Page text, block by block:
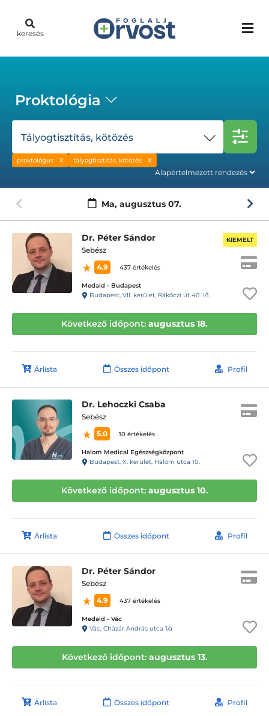
keresés
Proktológia
Tályogtisztítás, kötözés
proktológus tályogtisztítás, kötözés
Ma, augusztus 07.
Dr. Péter Sándor
Sebész
4.9
437 értékelés
Medaid - Budapest
Budapest, VII. kerület, Rákóczi út 40. I/1.
KIEMELT
Következő időpont: augusztus 18.
Árlista Összes időpont Profil
Dr. Lehoczki Csaba
Sebész
5.0
10 értékelés
Halom Medical Egészségközpont
Budapest, X. kerület, Halom utca 10.
Következő időpont: augusztus 10.
Árlista Összes időpont Profil
Dr. Péter Sándor
Sebész
4.9
437 értékelés
Medaid - Vác
Vác, Cházár András utca 1/a
Következő időpont: augusztus 13.
Árlista Összes időpont Profil